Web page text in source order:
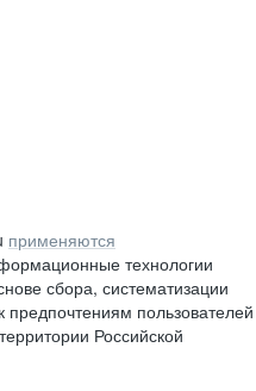
применяются
технологии
сбора, систематизации
пользователей
Российской